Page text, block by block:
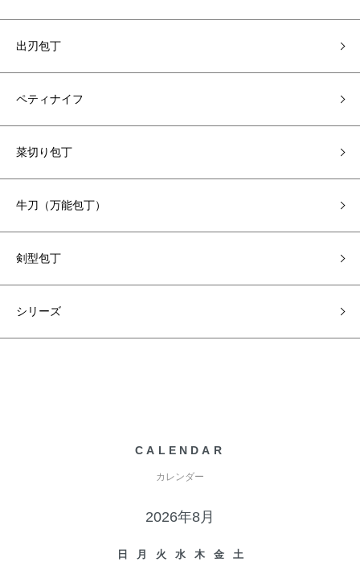
出刃包丁
ペティナイフ
菜切り包丁
牛刀（万能包丁）
剣型包丁
シリーズ
CALENDAR
カレンダー
2026年8月
日 月 火 水 木 金 土